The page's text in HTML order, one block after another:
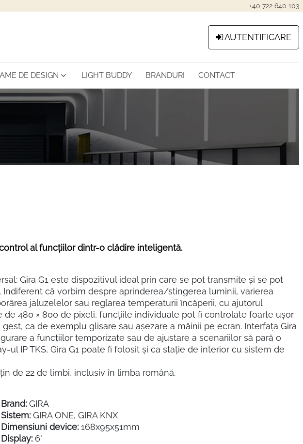
+40 722 640 103
AUTENTIFICARE
DE DESIGN LIGHT BUDDY BRANDURI CONTACT
al funcțiilor dintr-o clădire inteligentă.
Brand: GIRA
Sistem: GIRA ONE, GIRA KNX
Dimensiuni device: 168x95x51mm
Display: 6"
Gira G1 este dispozitivul ideal prin care se pot transmite și se pot
că vorbim despre aprinderea/stingerea luminii, varierea
jaluzelelor sau reglarea temperaturii încăperii, cu ajutorul
480 × 800 de pixeli, funcţiile individuale pot fi controlate foarte ușor
ca de exemplu glisare sau aşezare a mâinii pe ecran. Interfaţa Gira
a funcţiilor temporizate sau de ajustare a scenariilor să pară o
ul IP TKS, Gira G1 poate fi folosit şi ca staţie de interior cu sistem de
de 22 de limbi, inclusiv în limba română.